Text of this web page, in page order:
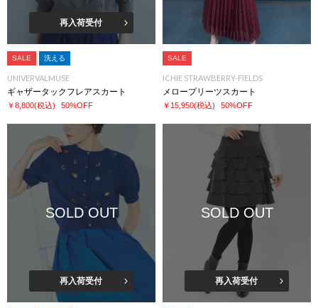
再入荷受付
SALE 洗える
UNIVERVALMUSE
ギャザータックフレアスカート
￥8,800(税込) 50%OFF
SALE
ICHIE STRAWBERRY-FIELDS
メロープリーツスカート
￥15,950(税込) 50%OFF
SOLD OUT
再入荷受付
SOLD OUT
再入荷受付